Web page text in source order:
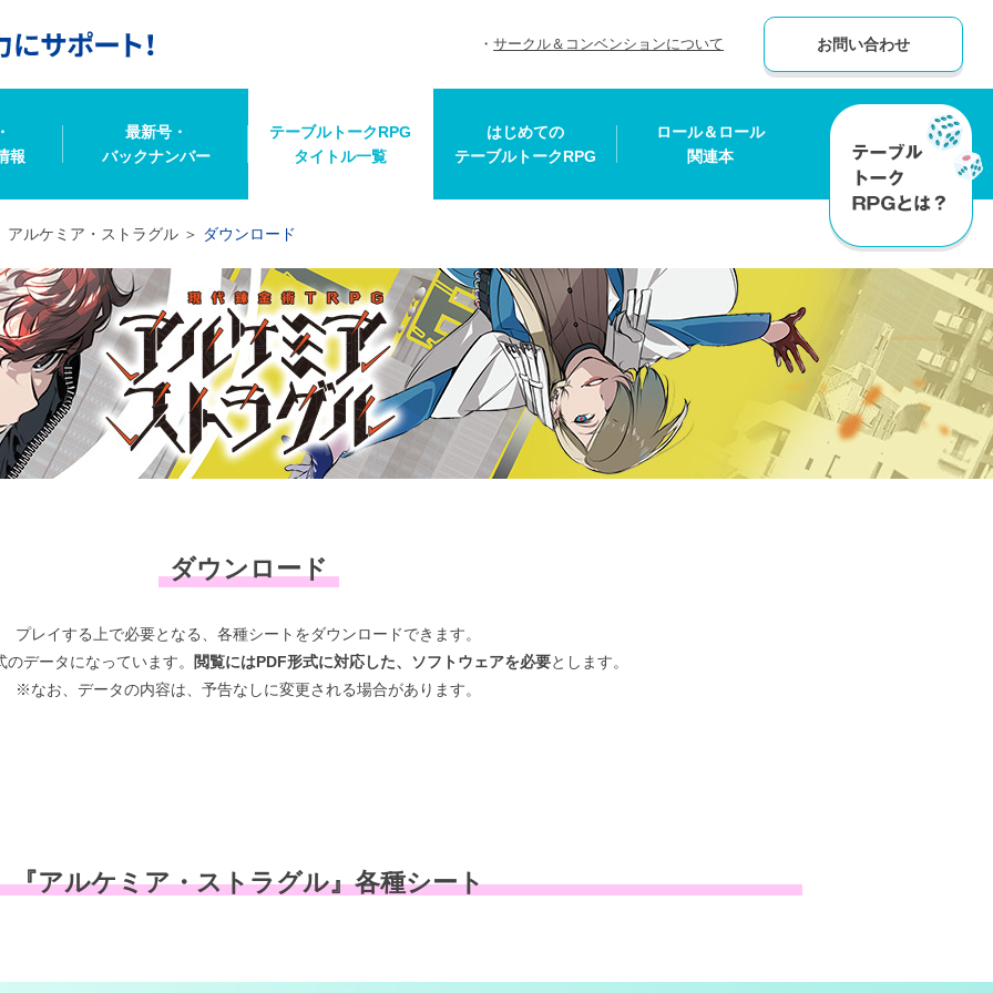
サークル＆コンベンションについて お問い合わせ
報
最新号・
バックナンバー
テーブルトークRPG
タイトル一覧
はじめての
テーブルトークRPG
ロール＆ロール
関連本
アルケミア・ストラグル ダウンロード
ダウンロード
プレイする上で必要となる、 各種シートをダウンロードできます。
データになっています。
閲覧にはPDF形式に対応した、 ソフトウェアを必要とします。
※なお、データの内容は、 予告なしに変更される場合があります。
『アルケミア・ストラグル』各種シート